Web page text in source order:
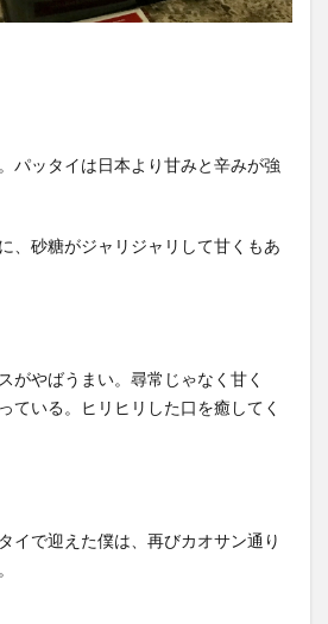
パッタイは日本より甘みと辛みが強
、砂糖がジャリジャリして甘くもあ
がやばうまい。尋常じゃなく甘く
ている。ヒリヒリした口を癒してく
イで迎えた僕は、再びカオサン通り